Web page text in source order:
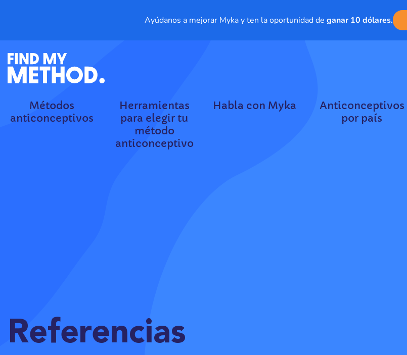
Ayúdanos a mejorar Myka y ten la oportunidad de ganar 10 dólares.
Métodos
anticonceptivos
Herramientas
para elegir tu
método
anticonceptivo
Habla con Myka
Anticonceptivos
por país
Referencias